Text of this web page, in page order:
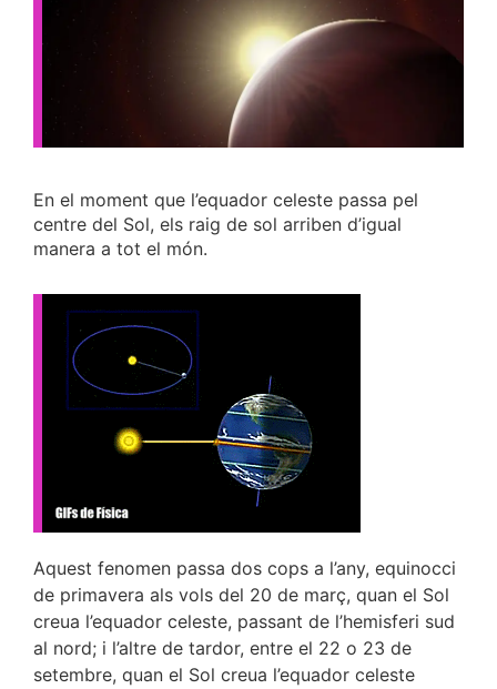
En el moment que l’equador celeste passa pel
centre del Sol, els raig de sol arriben d’igual
manera a tot el món.
Aquest fenomen passa dos cops a l’any, equinocci
de primavera als vols del 20 de març, quan el Sol
creua l’equador celeste, passant de l’hemisferi sud
al nord; i l’altre de tardor, entre el 22 o 23 de
setembre, quan el Sol creua l’equador celeste